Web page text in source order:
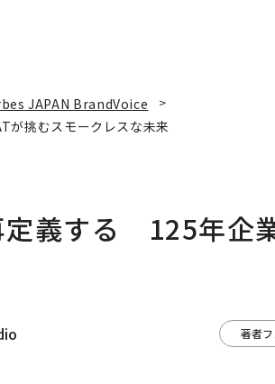
JAPAN BrandVoice
挑むスモークレスな未来
義する 125年企
著者